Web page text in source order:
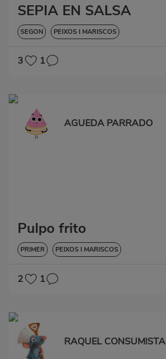
SEPIA EN SALSA
SEGON PEIXOS I MARISCOS
3 1
AGUEDA PARRADO
Pulpo frito
PRIMER PEIXOS I MARISCOS
2 1
RAQUEL CONSUMISTA